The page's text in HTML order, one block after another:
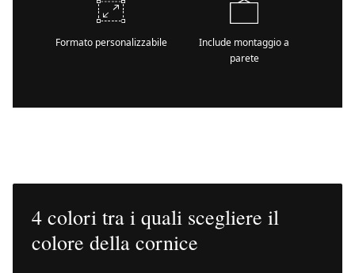
Formato personalizzabile
Include montaggio a
parete
4 colori tra i quali scegliere il
colore della cornice